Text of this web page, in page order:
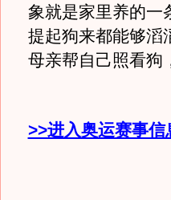
象就是家里养的一
提起狗来都能够滔
母亲帮自己照看狗
>>进入奥运赛事